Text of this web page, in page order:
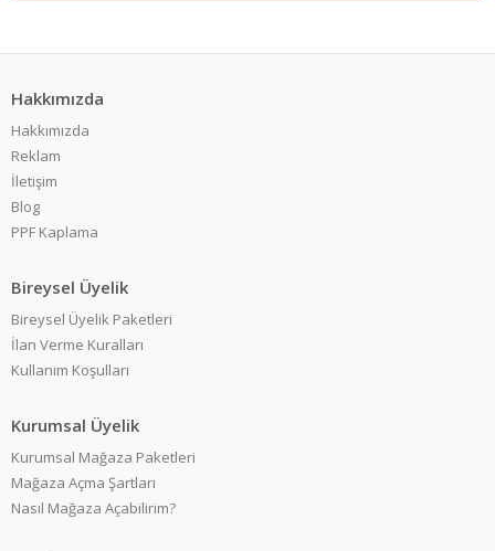
Hakkımızda
Hakkımızda
Reklam
İletişim
Blog
PPF Kaplama
Bireysel Üyelik
Bireysel Üyelik Paketleri
İlan Verme Kuralları
Kullanım Koşulları
Kurumsal Üyelik
Kurumsal Mağaza Paketleri
Mağaza Açma Şartları
Nasıl Mağaza Açabilirim?